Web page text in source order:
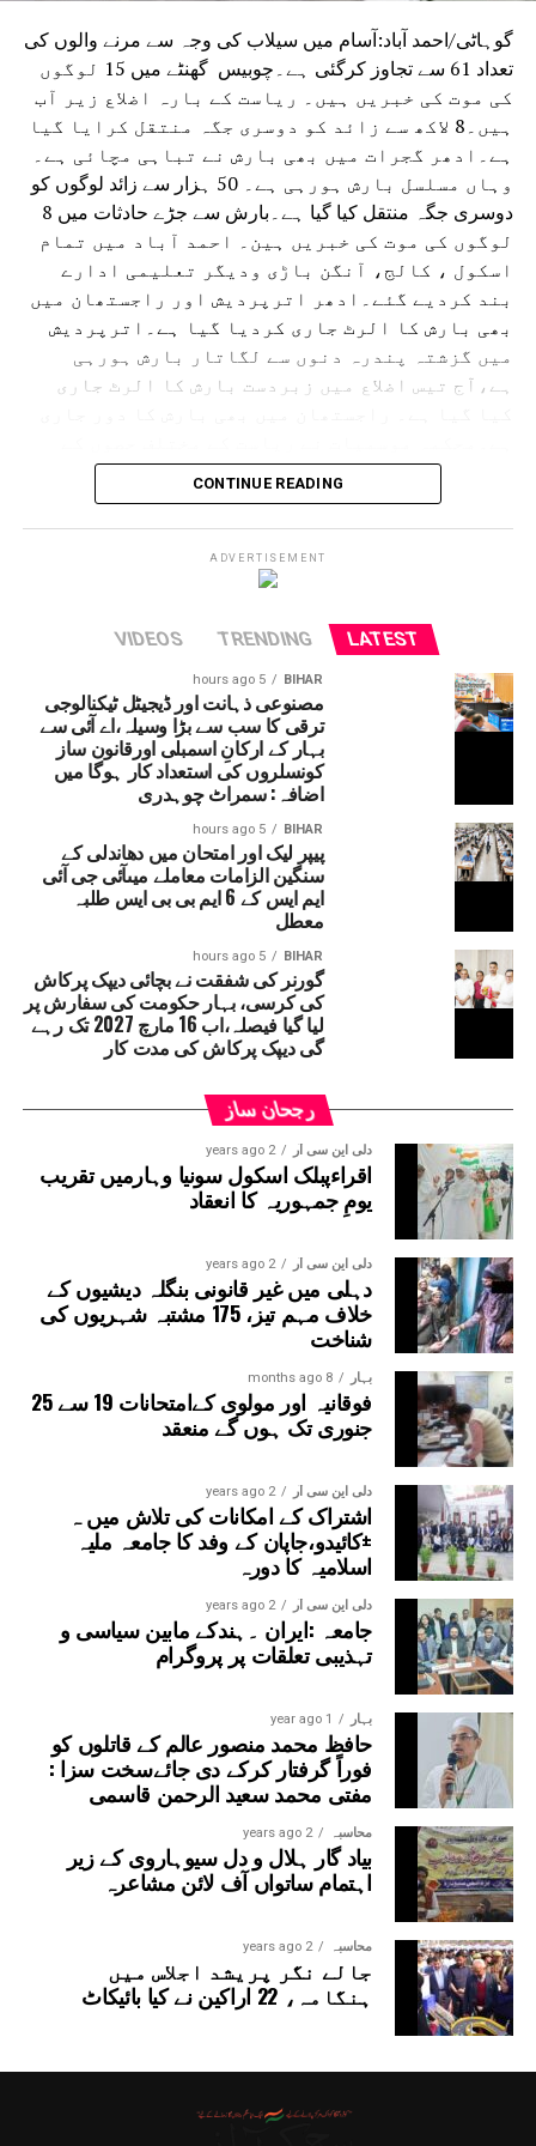
گوہاٹی/احمد آباد:آسام میں سیلاب کی وجہ سے مرنے والوں کی
تعداد 61 سے تجاوز کرگئی ہے۔چوبیس گھنٹے میں 15 لوگوں
کی موت کی خبریں ہیں۔ ریاست کے بارہ اضلاع زیر آب
ہیں۔8 لاکھ سے زائد کو دوسری جگہ منتقل کرایا گیا
ہے۔ادھر گجرات میں بھی بارش نے تباہی مچائی ہے۔
وہاں مسلسل بارش ہورہی ہے۔ 50 ہزار سے زائد لوگوں کو
دوسری جگہ منتقل کیا گیا ہے۔بارش سے جڑے حادثات میں 8
لوگوں کی موت کی خبریں ہین۔ احمد آباد میں تمام
اسکول ، کالج، آنگن باڑی ودیگر تعلیمی ادارے
بند کردیے گئے۔ادھر اترپردیش اور راجستھان میں
بھی بارش کا الرٹ جاری کردیا گیا ہے۔اترپردیش
میں گزشتہ پندرہ دنوں سے لگاتار بارش ہورہی
ہے،آج تیس اضلاع میں زبردست بارش کا الرٹ جاری
لئے الرٹ جاری کردیا ہے۔ حالانکہ جموں وکشمیر
میں لینڈ سلائڈنگ کی وجہ سے آمدورفت ٹھپ تھی لیکن
اب چھ دنوں کے بعد آمدورفت جاری ہوئی ہے۔
امرناتھ یاترا بھی شروع کردی گئی ہے۔
CONTINUE READING
ADVERTISEMENT
LATEST
TRENDING
VIDEOS
BIHAR
5 hours ago
مصنوعی ذہانت اور ڈیجیٹل ٹیکنالوجی
ترقی کا سب سے بڑا وسیلہ،اے آئی سے
بہار کے ارکانِ اسمبلی اورقانون ساز
کونسلروں کی استعداد کار ہوگا میں
اضافہ: سمراٹ چوہدری
BIHAR
5 hours ago
پیپر لیک اور امتحان میں دھاندلی کے
سنگین الزامات معاملے میںآئی جی آئی
ایم ایس کے 6 ایم بی بی ایس طلبہ
معطل
BIHAR
5 hours ago
گورنر کی شفقت نے بچائی دیپک پرکاش
کی کرسی، بہار حکومت کی سفارش پر
لیا گیا فیصلہ،اب 16 مارچ 2027 تک رہے
گی دیپک پرکاش کی مدت کار
رجحان ساز
دلی این سی آر 2 years ago
اقراءپبلک اسکول سونیا وہارمیں تقریب
یومِ جمہوریہ کا انعقاد
دلی این سی آر 2 years ago
دہلی میں غیر قانونی بنگلہ دیشیوں کے
خلاف مہم تیز، 175 مشتبہ شہریوں کی
شناخت
بہار 8 months ago
فوقانیہ اور مولوی کےامتحانات 19 سے 25
جنوری تک ہوں گے منعقد
دلی این سی آر 2 years ago
اشتراک کے امکانات کی تلاش میں ہ
±کائیدو،جاپان کے وفد کا جامعہ ملیہ
اسلامیہ کا دورہ
دلی این سی آر 2 years ago
جامعہ :ایران ۔ہندکے مابین سیاسی و
تہذیبی تعلقات پر پروگرام
بہار 1 year ago
حافظ محمد منصور عالم کے قاتلوں کو
فوراً گرفتار کرکے دی جائےسخت سزا :
مفتی محمد سعید الرحمن قاسمی
محاسبہ 2 years ago
بیاد گار ہلال و دل سیوہاروی کے زیر
اہتمام ساتواں آف لائن مشاعرہ
محاسبہ 2 years ago
جالے نگر پریشد اجلاس میں
ہنگامہ، 22 اراکین نے کیا بائیکاٹ